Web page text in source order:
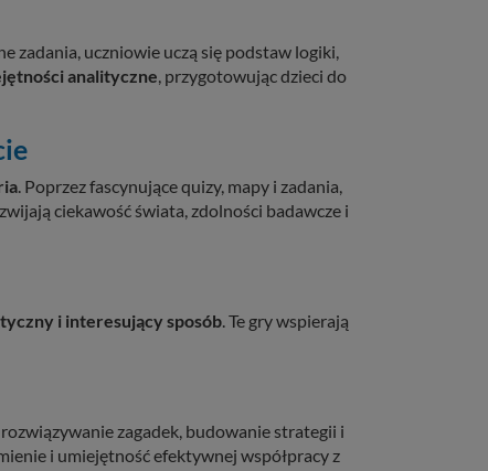
zadania, uczniowie uczą się podstaw logiki,
analityczne , przygotowując dzieci do
. Poprzez fascynujące quizy, mapy i zadania,
ciekawość świata, zdolności badawcze i
i interesujący sposób . Te gry wspierają
rozwiązywanie zagadek, budowanie strategii i
i umiejętność efektywnej współpracy z